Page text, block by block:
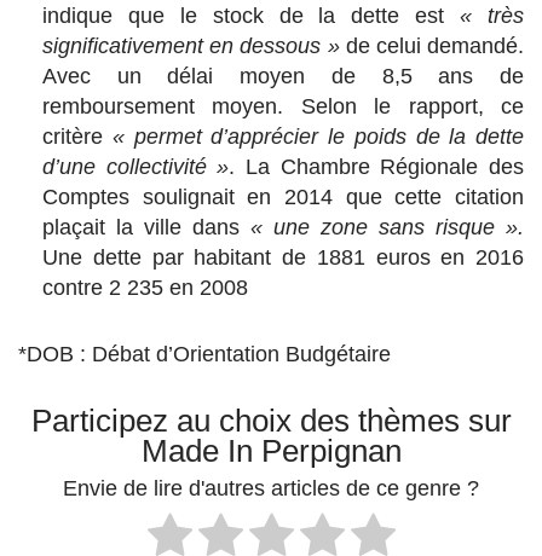
indique que le stock de la dette est« très
significativement en dessous »de celui demandé.
Avec un délai moyen de 8,5 ans de
remboursement moyen. Selon le rapport, ce
critère « permet d’apprécier le poids de la dette
d’une collectivité ». La Chambre Régionale des
Comptes soulignait en 2014 que cette citation
plaçait la ville dans « une zone sans risque ».
Une dette par habitant de 1881 euros en 2016
contre 2 235 en 2008
*DOB : Débat d’Orientation Budgétaire
Participez au choix des thèmes sur
Made In Perpignan
Envie de lire d'autres articles de ce genre ?